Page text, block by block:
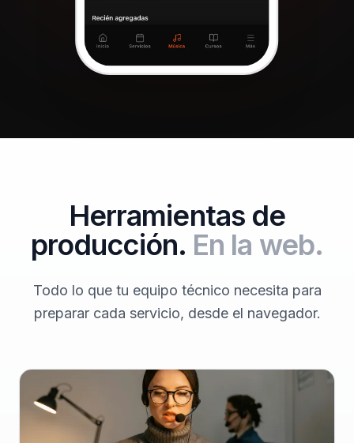
Herramientas de
producción. En la web.
Todo lo que tu equipo técnico necesita para
preparar cada servicio, desde el navegador.